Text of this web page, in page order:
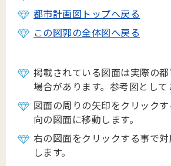
都市計画図トップへ戻る
この図郭の全体図へ戻る
掲載されている図面は実際の
場合があります。参考図として
図面の周りの矢印をクリック
向の図面に移動します。
右の図面をクリックする事で
します。